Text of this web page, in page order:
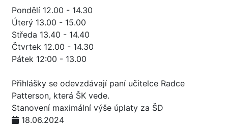
Pondělí 12.00 - 14.30
Úterý 13.00 - 15.00
Středa 13.40 - 14.40
Čtvrtek 12.00 - 14.30
Pátek 12:00 - 13.00
Přihlášky se odevzdávají paní učitelce Radce
Patterson, která ŠK vede.
Stanovení maximální výše úplaty za ŠD
18.06.2024